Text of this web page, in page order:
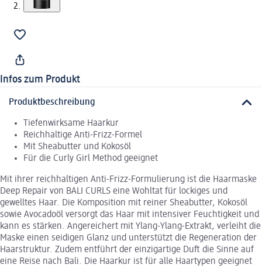
Infos zum Produkt
Produktbeschreibung
Tiefenwirksame Haarkur
Reichhaltige Anti-Frizz-Formel
Mit Sheabutter und Kokosöl
Für die Curly Girl Method geeignet
Mit ihrer reichhaltigen Anti-Frizz-Formulierung ist die Haarmaske
Deep Repair von BALI CURLS eine Wohltat für lockiges und
gewelltes Haar. Die Komposition mit reiner Sheabutter, Kokosöl
sowie Avocadoöl versorgt das Haar mit intensiver Feuchtigkeit und
kann es stärken. Angereichert mit Ylang-Ylang-Extrakt, verleiht die
Maske einen seidigen Glanz und unterstützt die Regeneration der
Haarstruktur. Zudem entführt der einzigartige Duft die Sinne auf
eine Reise nach Bali. Die Haarkur ist für alle Haartypen geeignet